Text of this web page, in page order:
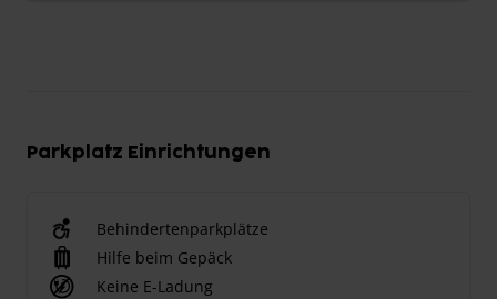
Parkplatz Einrichtungen
Behindertenparkplätze
Hilfe beim Gepäck
Keine E-Ladung